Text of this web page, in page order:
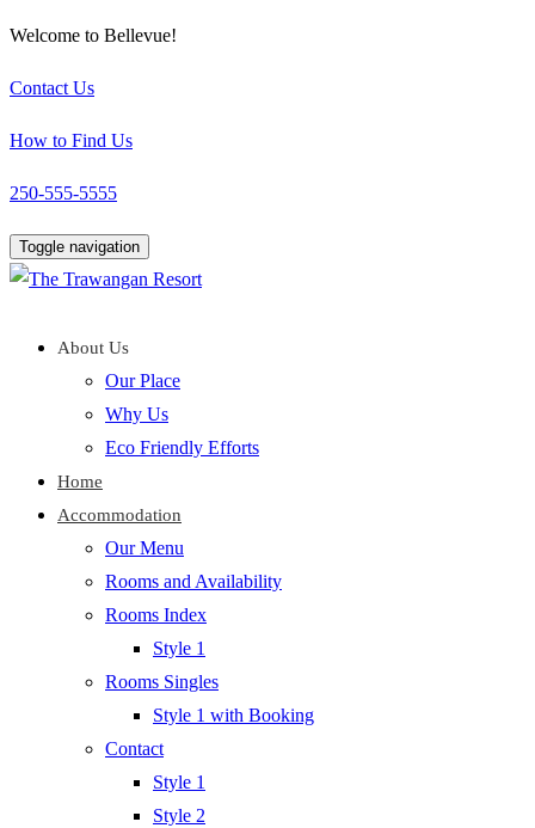
Welcome to Bellevue!
Contact Us
How to Find Us
250-555-5555
Toggle navigation
About Us
Our Place
Why Us
Eco Friendly Efforts
Home
Accommodation
Our Menu
Rooms and Availability
Rooms Index
Style 1
Rooms Singles
Style 1 with Booking
Contact
Style 1
Style 2